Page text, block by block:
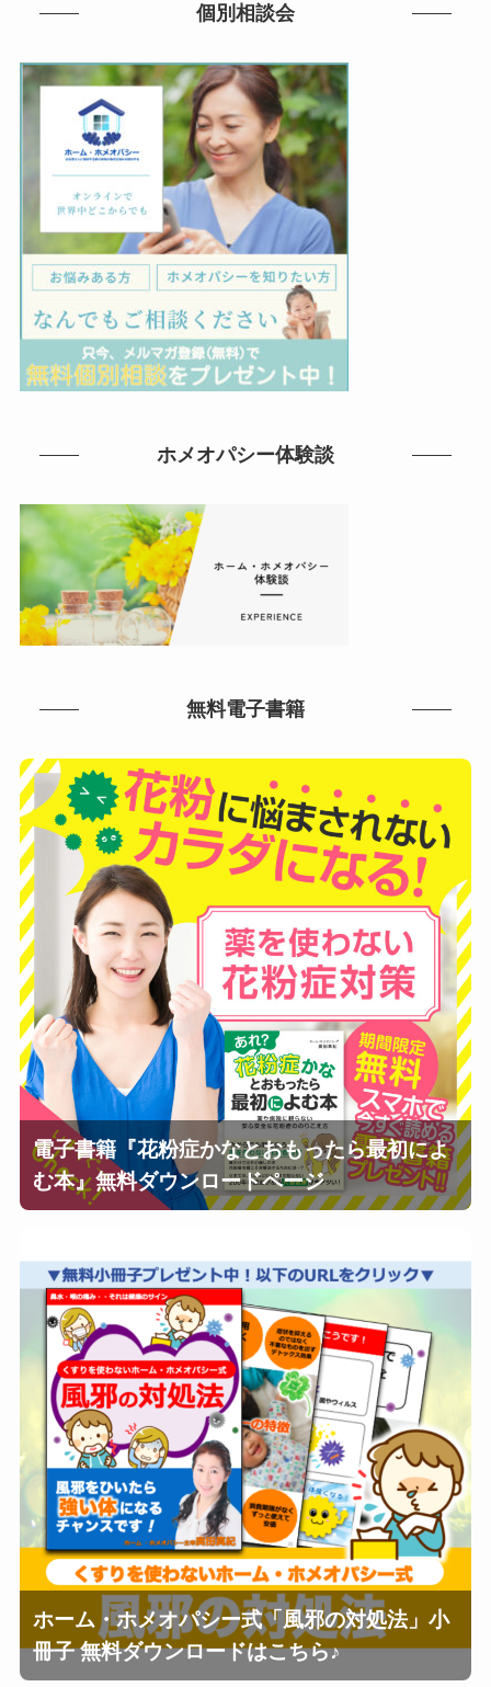
個別相談会
ホメオパシー体験談
無料電子書籍
電子書籍『花粉症かなとおもったら最初によ
む本』無料ダウンロードページ
ホーム・ホメオパシー式「風邪の対処法」小
冊子 無料ダウンロードはこちら♪